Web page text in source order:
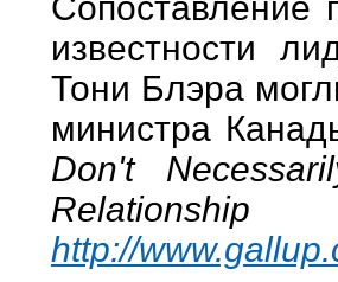
известности
Тони Блэра
министра
Don't
http://